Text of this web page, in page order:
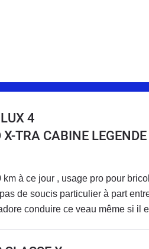
4
TRA CABINE LEGENDE
à ce jour , usage pro pour
de soucis particulier à part
conduire ce veau même si il